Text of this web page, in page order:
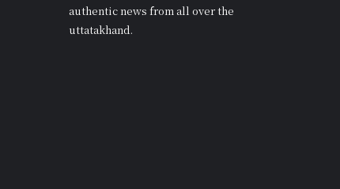
authentic news from all over the
uttatakhand.